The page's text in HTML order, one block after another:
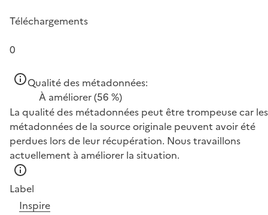
Téléchargements
0
Qualité des métadonnées:
À améliorer(56 %)
La qualité des métadonnées peut être trompeuse car les
métadonnées de la source originale peuvent avoir été
perdues lors de leur récupération. Nous travaillons
actuellement à améliorer la situation.
Label
Inspire